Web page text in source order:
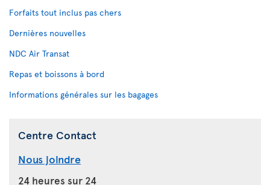
Forfaits tout inclus pas chers
Dernières nouvelles
NDC Air Transat
Repas et boissons à bord
Informations générales sur les bagages
Centre Contact
Nous joindre
24 heures sur 24